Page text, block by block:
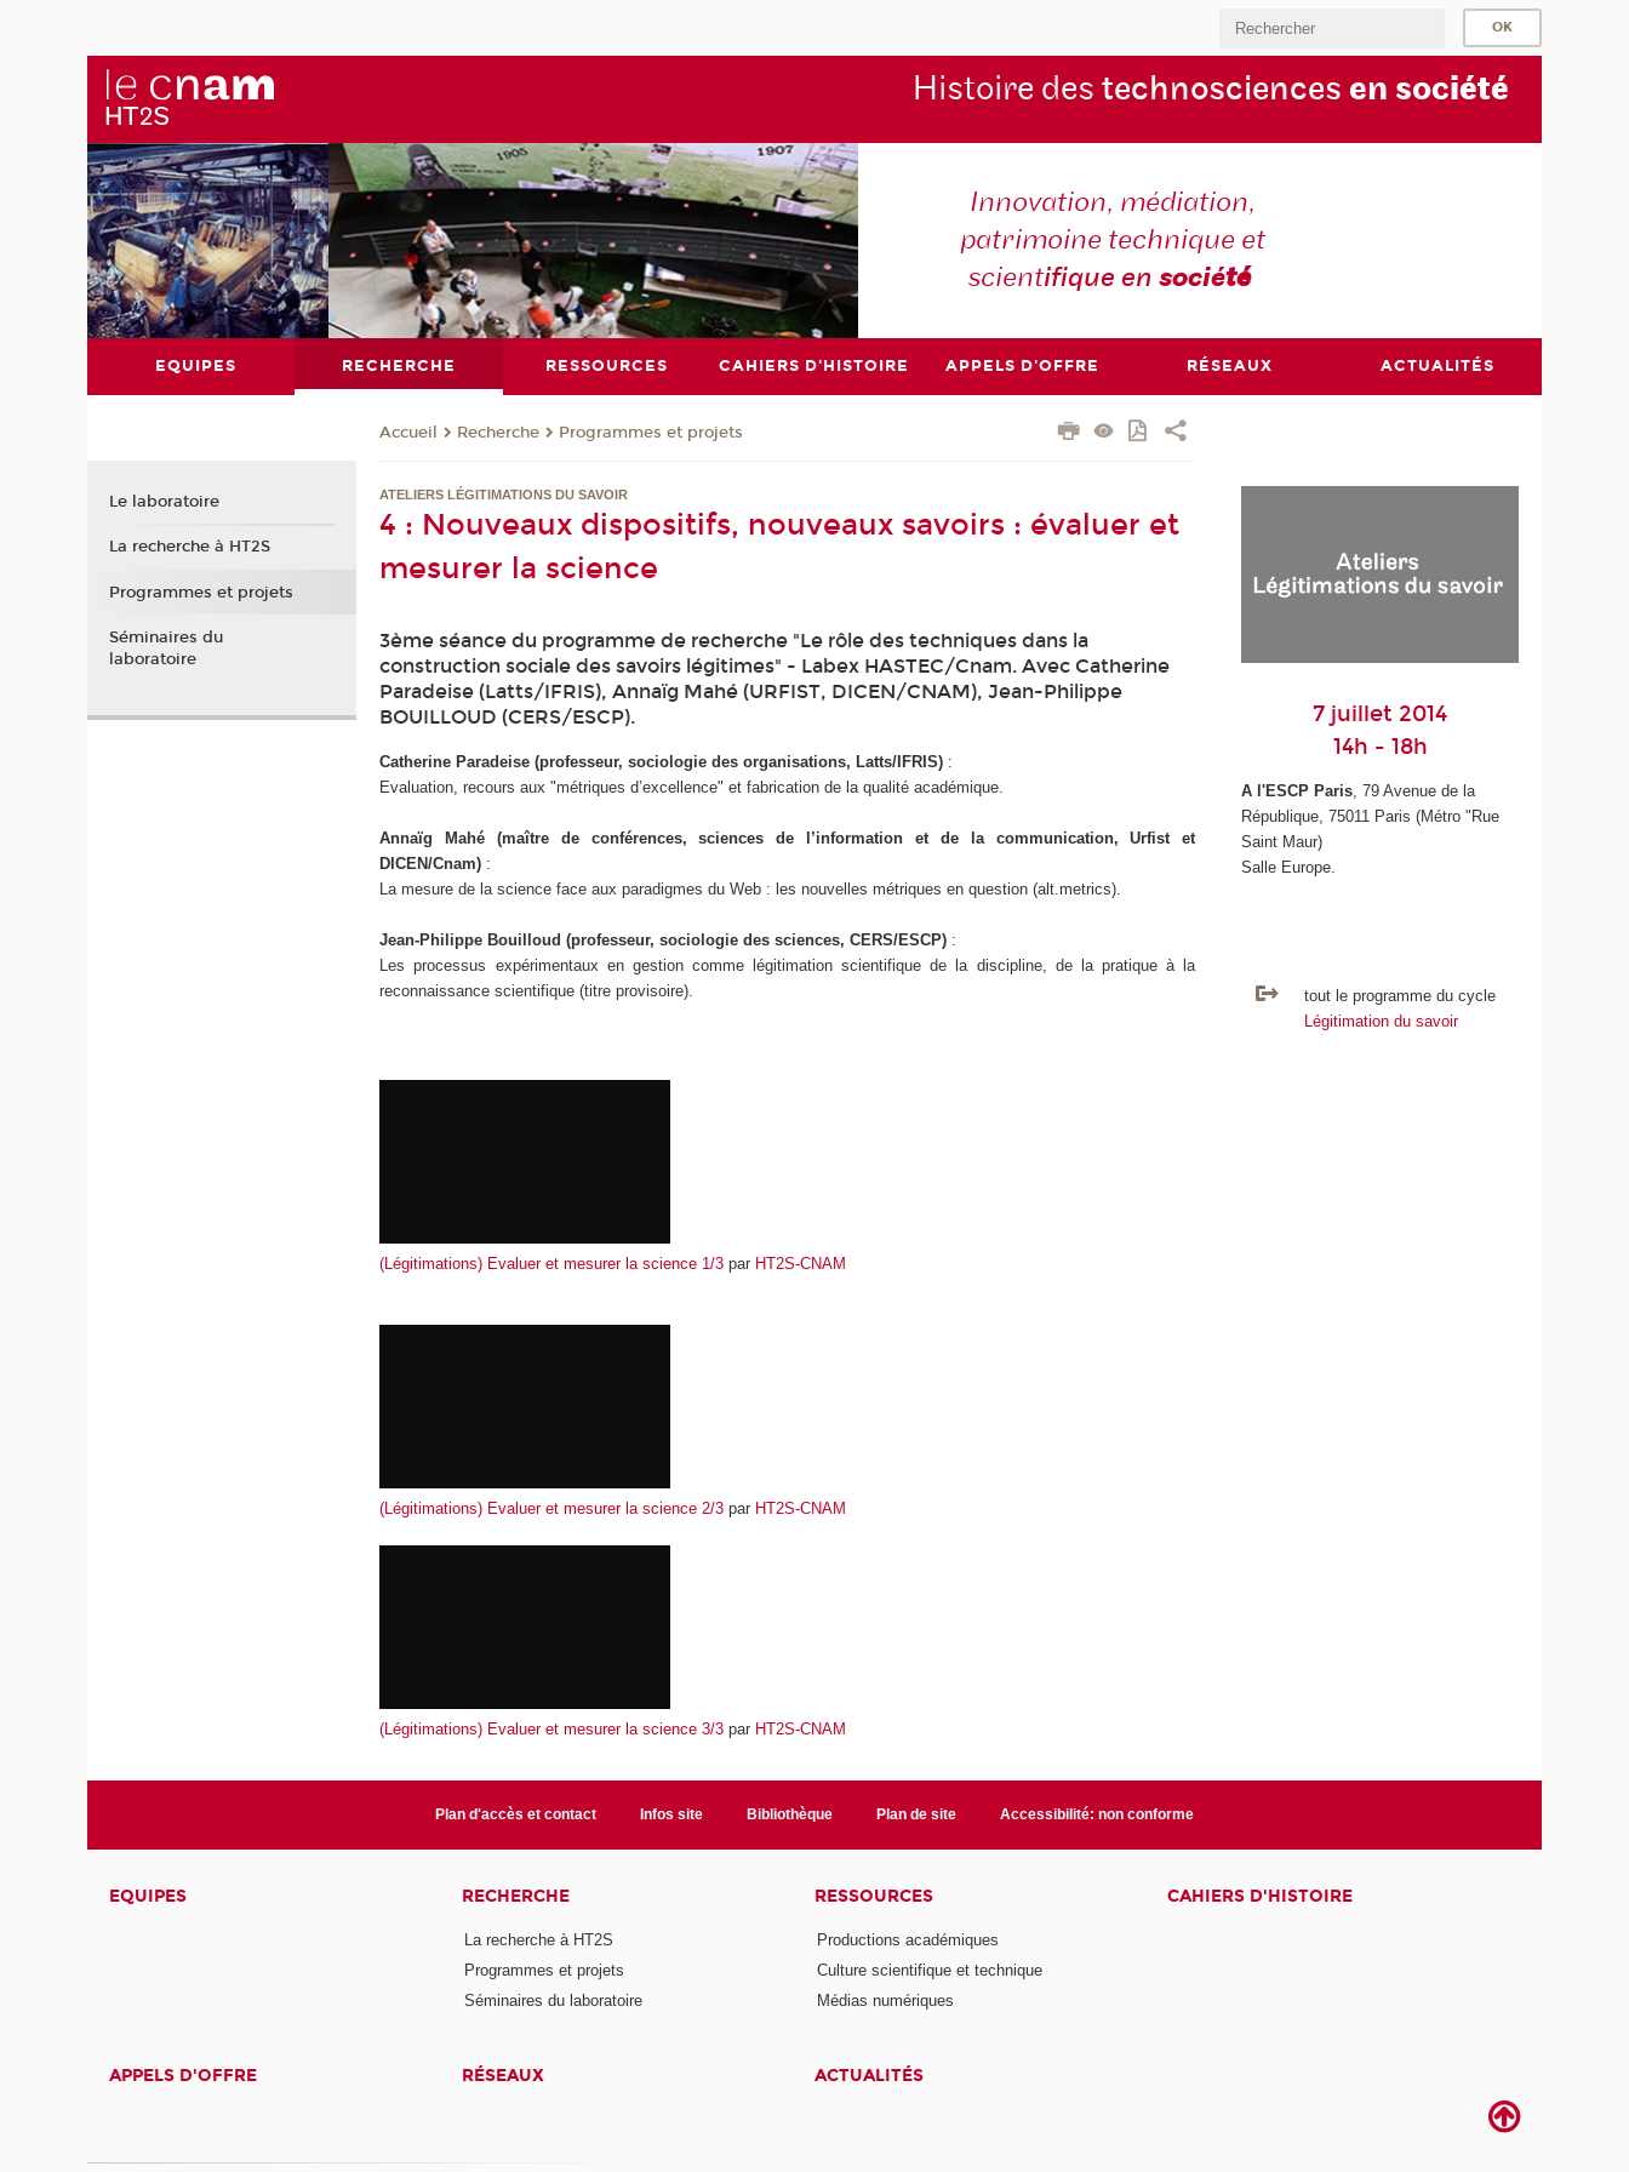
Histoire des technosciences en société
Innovation, médiation,
patrimoine technique et
scientifique ensociété
EQUIPES RECHERCHE RESSOURCES CAHIERS D'HISTOIRE APPELS D'OFFRE RÉSEAUX ACTUALITÉS
Accueil Recherche Programmes et projets
ATELIERS LÉGITIMATIONS DU SAVOIR
4 : Nouveaux dispositifs, nouveaux savoirs : évaluer et
mesurer la science
3ème séance du programme de recherche "Le rôle des techniques dans la
construction sociale des savoirs légitimes" - Labex HASTEC/Cnam. Avec Catherine
Paradeise (Latts/IFRIS), Annaïg Mahé (URFIST, DICEN/CNAM), Jean-Philippe
BOUILLOUD (CERS/ESCP).
Catherine Paradeise (professeur, sociologie des organisations, Latts/IFRIS) :
Evaluation, recours aux "métriques d’excellence" et fabrication de la qualité académique.
Annaïg Mahé (maître de conférences, sciences de l’information et de la communication, Urfist et
DICEN/Cnam) :
La mesure de la science face aux paradigmes du Web : les nouvelles métriques en question (alt.metrics).
Jean-Philippe Bouilloud (professeur, sociologie des sciences, CERS/ESCP) :
Les processus expérimentaux en gestion comme légitimation scientifique de la discipline, de la pratique à la
reconnaissance scientifique (titre provisoire).
(Légitimations) Evaluer et mesurer la science 1/3 par HT2S-CNAM
(Légitimations) Evaluer et mesurer la science 2/3 par HT2S-CNAM
(Légitimations) Evaluer et mesurer la science 3/3 par HT2S-CNAM
7 juillet 2014
14h - 18h
A l'ESCP Paris, 79 Avenue de la
République, 75011 Paris (Métro "Rue
Saint Maur)
Salle Europe.
tout le programme du cycle
Légitimation du savoir
Le laboratoire
La recherche à HT2S
Programmes et projets
Séminaires du
laboratoire
Plan d'accès et contact Infos site Bibliothèque Plan de site Accessibilité: non conforme
EQUIPES RECHERCHE
La recherche à HT2S
Programmes et projets
Séminaires du laboratoire
RESSOURCES
Productions académiques
Culture scientifique et technique
Médias numériques
CAHIERS D'HISTOIRE
APPELS D'OFFRE RÉSEAUX ACTUALITÉS